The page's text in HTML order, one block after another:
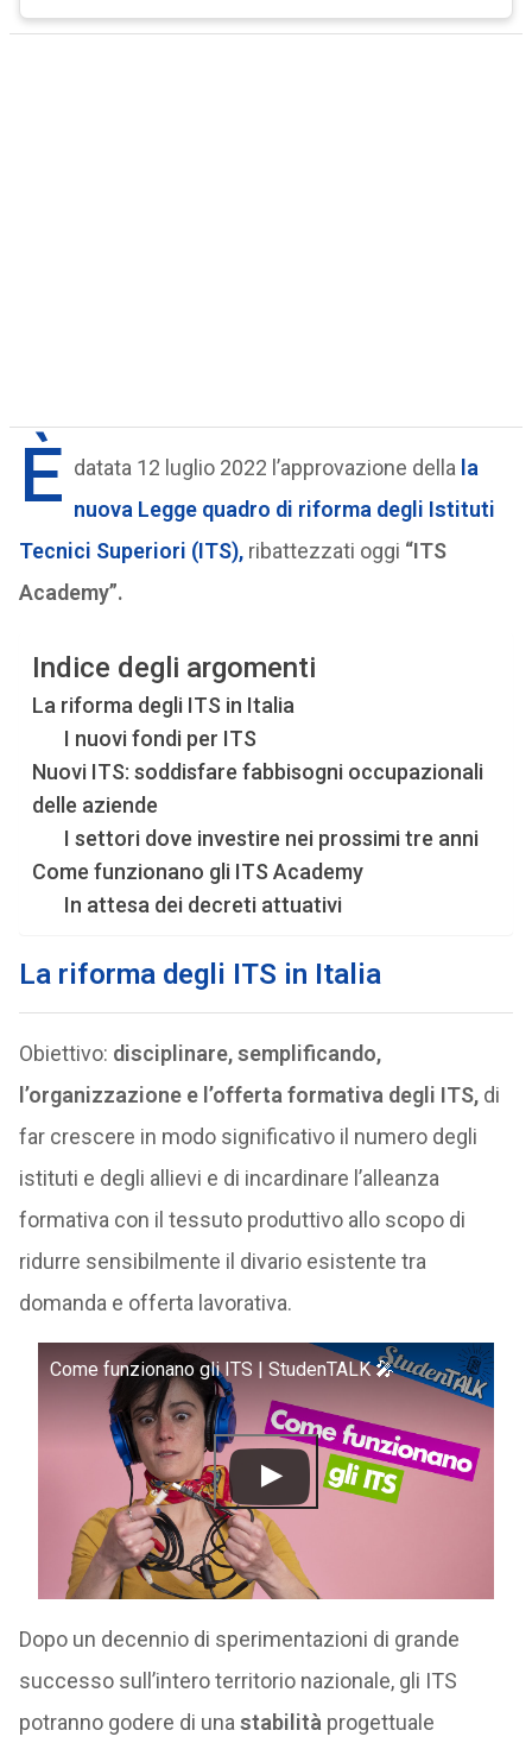
È datata 12 luglio 2022 l’approvazione della la
nuova Legge quadro di riforma degli Istituti
Tecnici Superiori (ITS),ribattezzati oggi “ITS
Academy”.
Indice degli argomenti
La riforma degli ITS in Italia
I nuovi fondi per ITS
Nuovi ITS: soddisfare fabbisogni occupazionali
delle aziende
I settori dove investire nei prossimi tre anni
Come funzionano gli ITS Academy
In attesa dei decreti attuativi
La riforma degli ITS in Italia
Obiettivo: disciplinare, semplificando,
l’organizzazione e l’offerta formativa degli ITS,di
far crescere in modo significativo il numero degli
istituti e degli allievi e di incardinare l’alleanza
formativa con il tessuto produttivo allo scopo di
ridurre sensibilmente il divario esistente tra
domanda e offerta lavorativa.
Come funzionano gli ITS | StudenTALK 🎤
Dopo un decennio di sperimentazioni di grande
successo sull’intero territorio nazionale, gli ITS
potranno godere di una stabilità progettuale